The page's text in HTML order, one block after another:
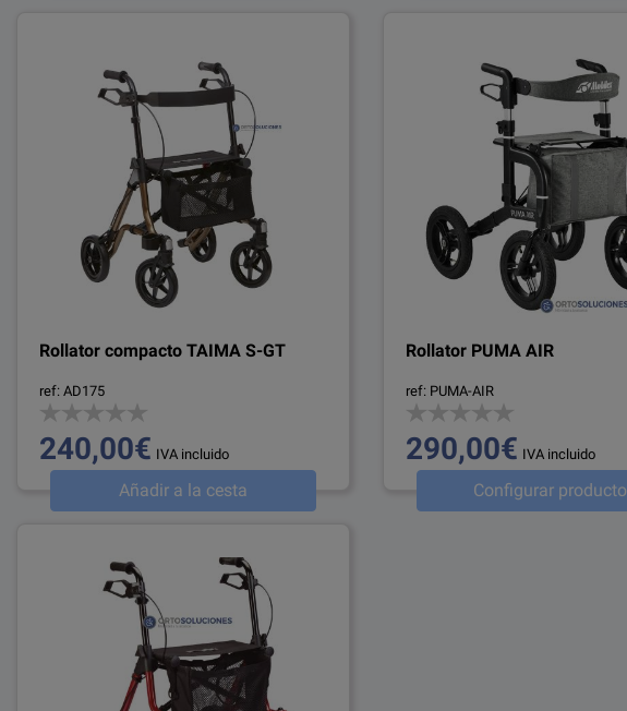
Rollator compacto TAIMA S-GT
ref: AD175
240,00€ IVA incluido
Añadir a la cesta
Rollator PUMA AIR
ref: PUMA-AIR
290,00€ IVA incluido
Configurar producto